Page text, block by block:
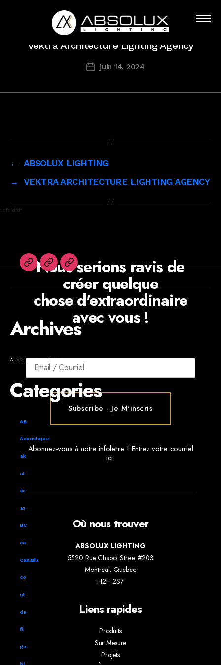
Catégories
AB
Vektra Architecture Lighting Agency
Datejuin 14, 2024
←
ABSOLUX LIGHTING
→
VEKTRA ARCHITECTURE LIGHTING AGENCY
ddfdfdfdf
English Agents Newsletters
Archives
Aucune archive à afficher.
Categories
AB
Acoustique
ak
al
ar
az
BC
ca
Canada
co
ct
de
fl
ga
hi
Nous serions ravis de
créer quelque
chose d'extraordinaire
avec vous !
Abonnez-vous à notre infolettre ! Entrez votre courriel
ici.
Où nous trouver
ABSOLUX LIGHTING
5520 Rue Chabot Street #203
Montreal, Quebec
H2H 2S7
Liens rapides
Produits
Sur Mesure
Projets